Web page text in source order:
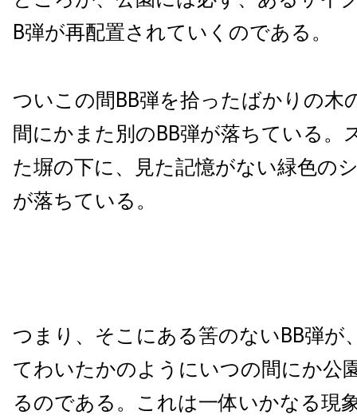
B弾が再配置されていくのである。
ついこの間BB弾を拾ったばかりの木
間にかまた別のBB弾が落ちている。
た塀の下に、見た記憶がない緑色の
が落ちている。
つまり、そこにある筈のないBB弾が
てわいたかのようにいつの間にか公
るのである。これは一体いかなる現